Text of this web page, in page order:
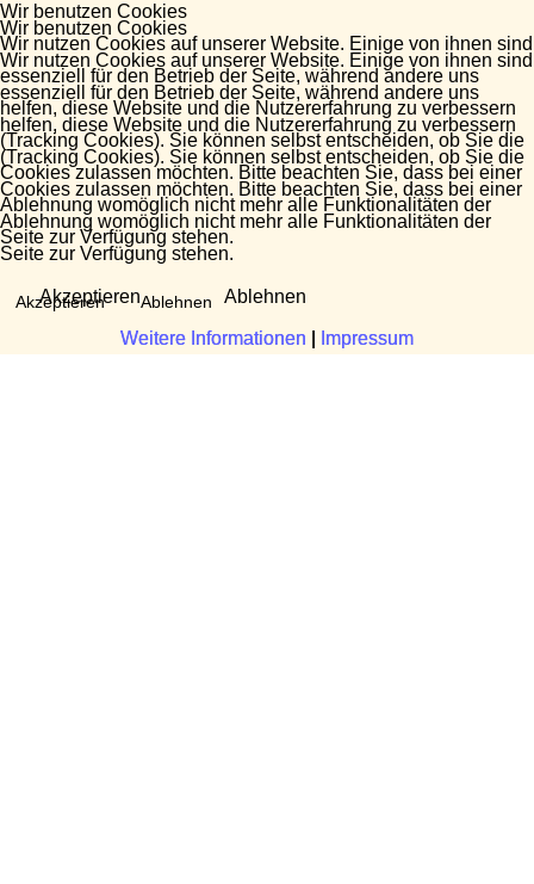
Wir benutzen Cookies
Wir nutzen Cookies auf unserer Website. Einige von ihnen sind
essenziell für den Betrieb der Seite, während andere uns
helfen, diese Website und die Nutzererfahrung zu verbessern
(Tracking Cookies). Sie können selbst entscheiden, ob Sie die
Cookies zulassen möchten. Bitte beachten Sie, dass bei einer
Ablehnung womöglich nicht mehr alle Funktionalitäten der
Seite zur Verfügung stehen.
Akzeptieren Ablehnen
Weitere Informationen Impressum
Wir benutzen Cookies
Wir nutzen Cookies auf unserer Website. Einige von ihnen sind
essenziell für den Betrieb der Seite, während andere uns
helfen, diese Website und die Nutzererfahrung zu verbessern
(Tracking Cookies). Sie können selbst entscheiden, ob Sie die
Cookies zulassen möchten. Bitte beachten Sie, dass bei einer
Ablehnung womöglich nicht mehr alle Funktionalitäten der
Seite zur Verfügung stehen.
Akzeptieren Ablehnen
Weitere Informationen Impressum